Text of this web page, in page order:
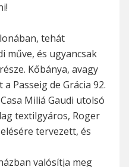
tehát
műve, és ugyancsak
Kőbánya, avagy
Passeig de Grácia 92.
Miliá Gaudi utolsó
textilgyáros, Roger
tervezett, és
valósítja meg